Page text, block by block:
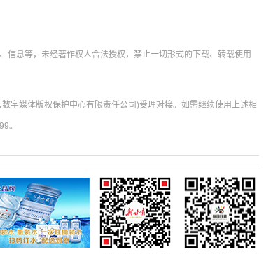
信息等，未经著作权人合法授权，禁止一切形式的下载、转载使用
字媒体版权保护中心有限责任公司)受理对接。如需继续使用上述相
。